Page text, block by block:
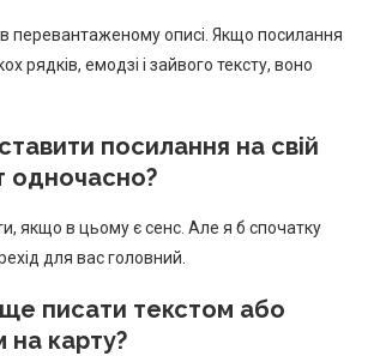
перевантаженому описі. Якщо посилання
рядків, емодзі і зайвого тексту, воно
посилання на свій
одночасно?
якщо в цьому є сенс. Але я б спочатку
для вас головний.
писати текстом або
на карту?